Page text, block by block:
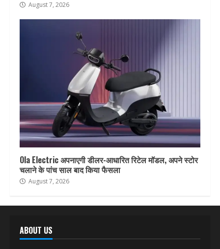
August 7, 2026
Ola Electric अपनाएगी डीलर-आधारित रिटेल मॉडल, अपने स्टोर
चलाने के पांच साल बाद किया फैसला
August 7, 2026
ABOUT US